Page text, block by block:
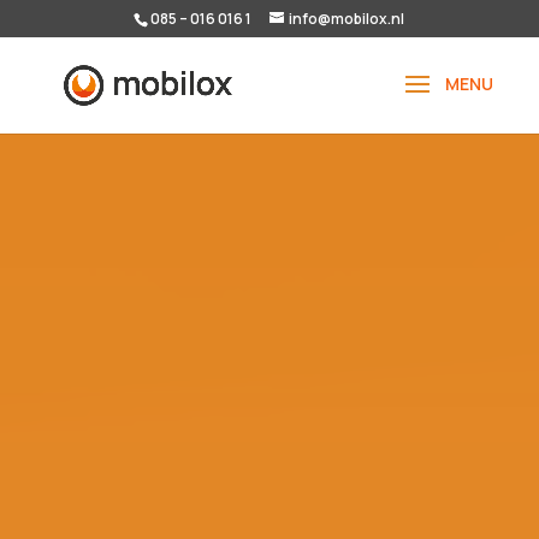
085 – 016 016 1 info@mobilox.nl